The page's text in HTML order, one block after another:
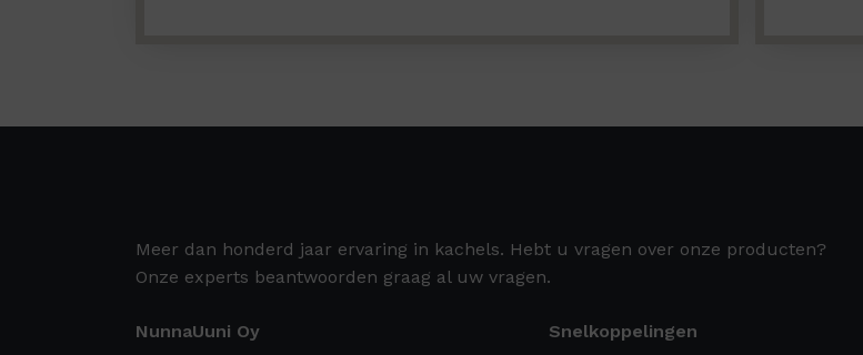
Meer dan honderd jaar ervaring in kachels. Hebt u vragen over onze producten?
Onze experts beantwoorden graag al uw vragen.
NunnaUuni Oy Snelkoppelingen